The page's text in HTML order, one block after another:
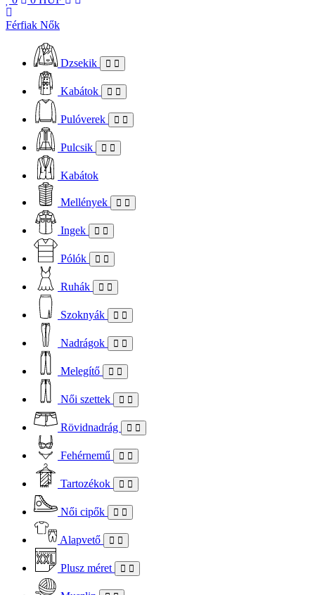
Férfiak Nők
Dzsekik
Kabátok
Pulóverek
Pulcsik
Kabátok
Mellények
Ingek
Pólók
Ruhák
Szoknyák
Nadrágok
Melegítő
Női szettek
Rövidnadrág
Fehérnemű
Tartozékok
Női cipők
Alapvető
Plusz méret